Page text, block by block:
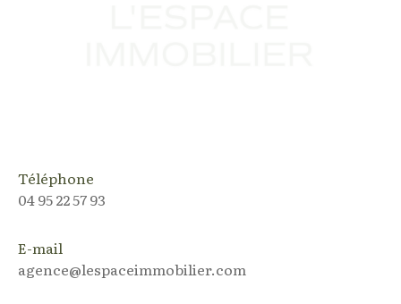
Téléphone
04 95 22 57 93
E-mail
agence@lespaceimmobilier.com